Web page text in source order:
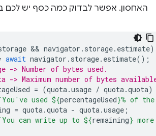
האחסון. אפשר לבדוק כמה כסף יש לכם
&& navigator . storage. estimate)
await navigator . storage. estimate();
-> Number of bytes used.
-> Maximum number of bytes
= (quota.usage / quota.quota)
`You've used ${percentageUsed}% of
= quota.quota - quota.usage ;
`You can write up to ${remaining}